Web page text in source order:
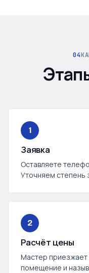
1
Заявка
Оставляете
Уточняем степень
2
Расчёт цены
Мастер приезжает
помещение и